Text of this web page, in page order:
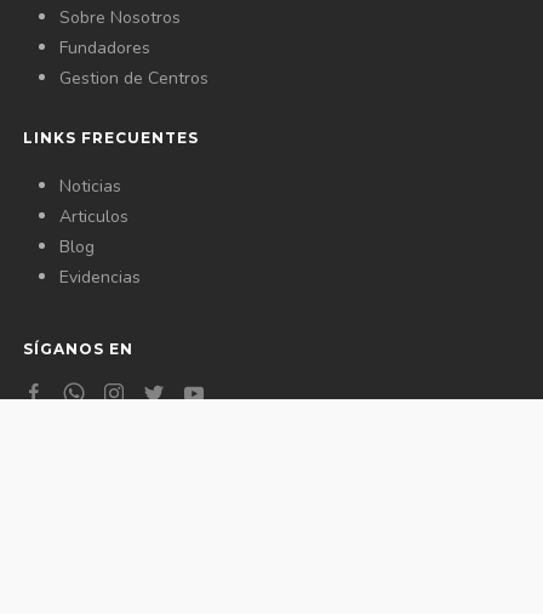
Sobre Nosotros
Fundadores
Gestion de Centros
LINKS FRECUENTES
Noticias
Articulos
Blog
Evidencias
SÍGANOS EN